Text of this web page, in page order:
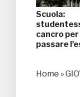
Scuola:
cancro per
passare
Home »